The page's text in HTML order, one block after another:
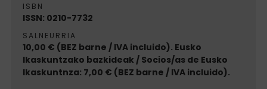
ISBN
ISSN: 0210-7732
SALNEURRIA
10,00 € (BEZ barne / IVA incluido). Eusko
Ikaskuntzako bazkideak / Socios/as de Eusko
Ikaskuntnza: 7,00 € (BEZ barne / IVA incluido).